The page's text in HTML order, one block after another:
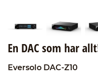
En DAC som har
Eversolo DAC-Z10